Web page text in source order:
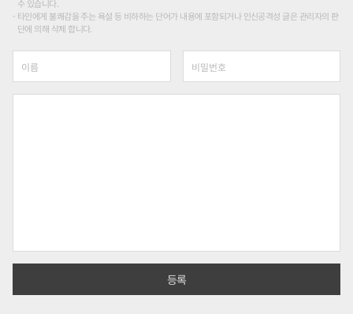
수 있습니다.
타인에게 불쾌감을 주는 욕설 등 비하하는 단어가 내용에 포함되거나 인신공격성 글은 관리자의 판
단에 의해 삭제 합니다.